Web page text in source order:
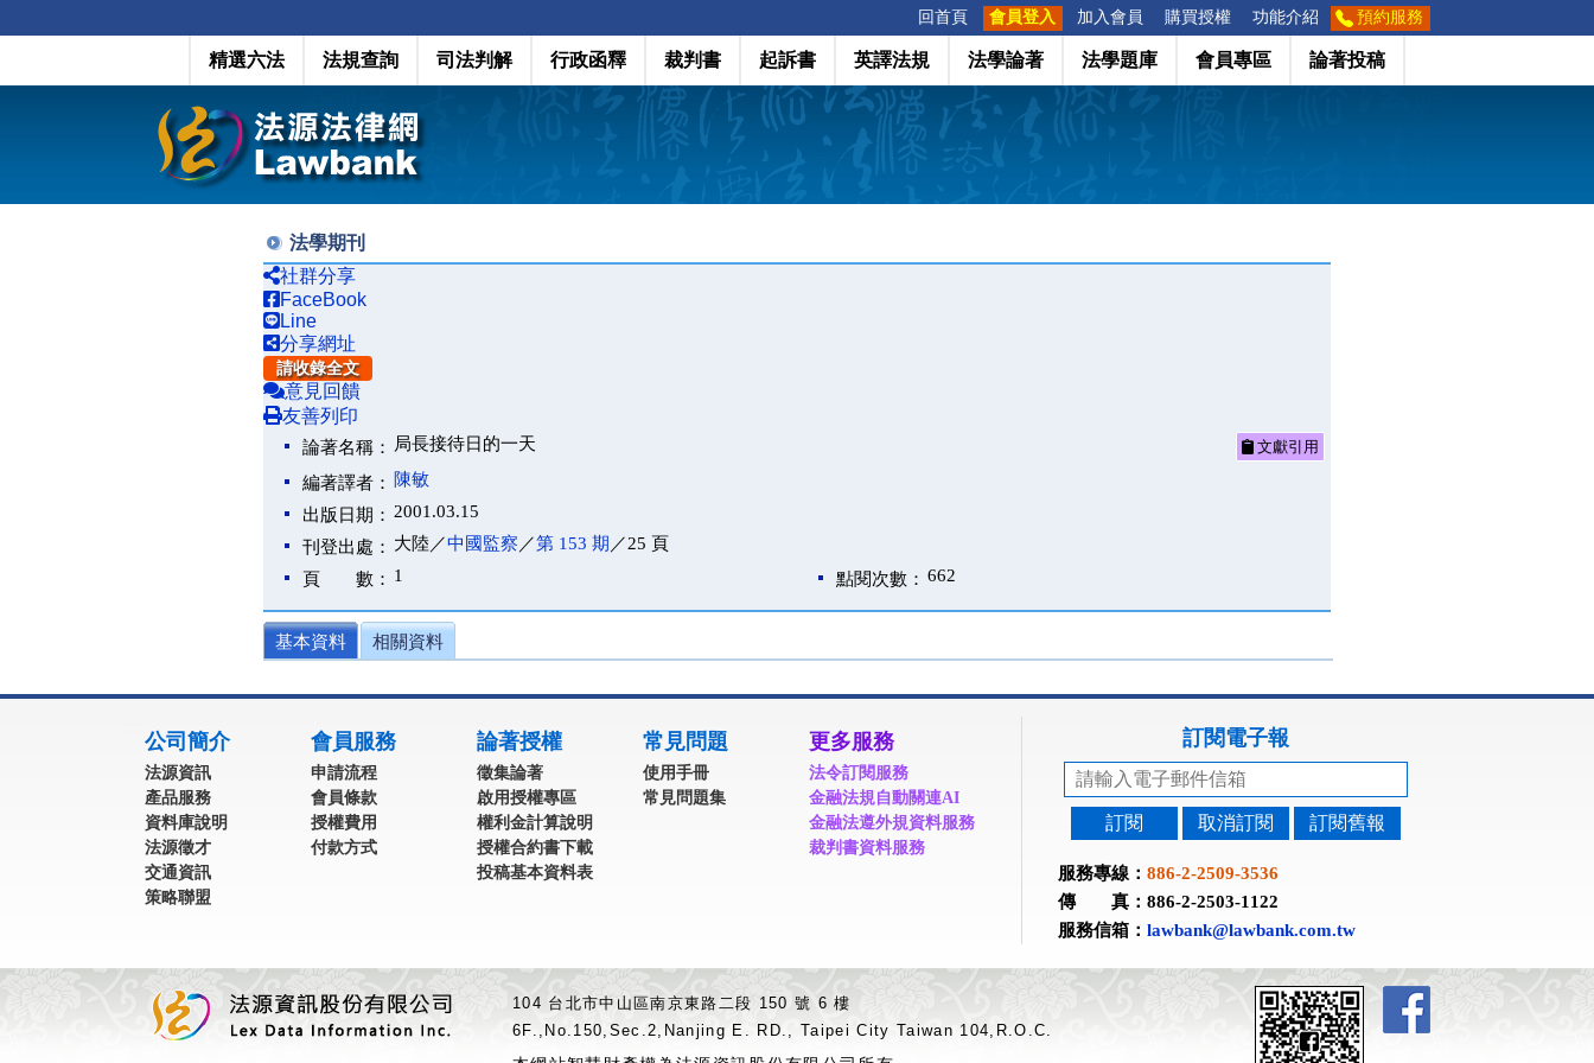
回首頁 會員登入 加入會員 購買授權 功能介紹 預約服務
精選六法 法規查詢 司法判解 行政函釋 裁判書 起訴書 英譯法規 法學論著 法學題庫 會員專區 論著投稿
法學期刊
社群分享
FaceBook
Line
分享網址
請收錄全文
意見回饋
友善列印
論著名稱： 局長接待日的一天 文獻引用
編著譯者：
陳敏
出版日期： 2001.03.15
刊登出處： 大陸／中國監察 ／第 153 期 ／25 頁
頁 數： 1 點閱次數： 662
基本資料 相關資料
公司簡介
法源資訊
產品服務
資料庫說明
法源徵才
交通資訊
策略聯盟
會員服務
申請流程
會員條款
授權費用
付款方式
論著授權
徵集論著
啟用授權專區
權利金計算說明
授權合約書下載
投稿基本資料表
常見問題
使用手冊
常見問題集
更多服務
法令訂閱服務
金融法規自動關連AI
金融法遵外規資料服務
裁判書資料服務
訂閱電子報
訂閱 取消訂閱 訂閱舊報
服務專線： 886-2-2509-3536
傳 真：886-2-2503-1122
服務信箱： lawbank@lawbank.com.tw
104 台北市中山區南京東路二段 150 號 6 樓
6F.,No.150,Sec.2,Nanjing E. RD., Taipei City Taiwan 104,R.O.C.